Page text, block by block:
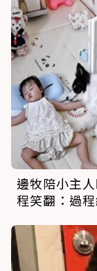
邊牧陪小主
程笑翻：過